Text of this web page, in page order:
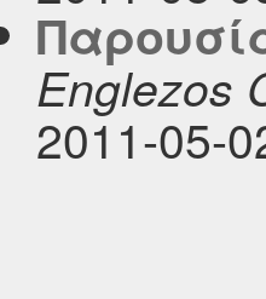
Englezos
2011-05-